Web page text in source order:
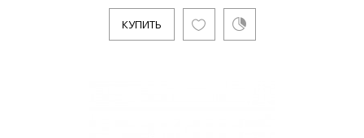
1595р.
КУПИТЬ